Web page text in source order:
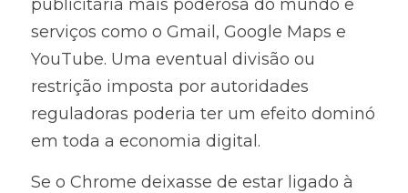
publicitária mais poderosa do mundo e
serviços como o Gmail, Google Maps e
YouTube. Uma eventual divisão ou
restrição imposta por autoridades
reguladoras poderia ter um efeito dominó
em toda a economia digital.
Se o Chrome deixasse de estar ligado à